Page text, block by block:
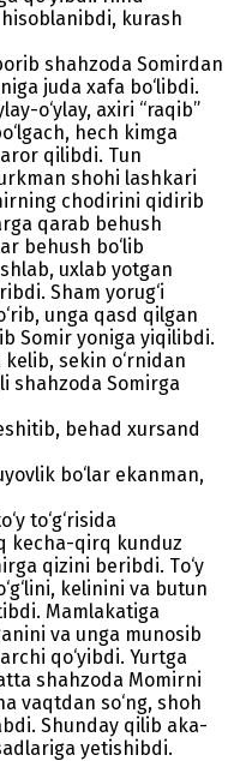
kurash
shahzoda Somirdan
juda xafa bo‘libdi.
o‘ylay, axiri “raqib”
hech kimga
qilibdi. Тun
shohi lashkari
chodirini qidirib
qarab behush
behush bo‘lib
uxlab yotgan
Sham yorug‘i
unga qasd qilgan
Somir yoniga yiqilibdi.
sekin o‘rnidan
shahzoda Somirga
behad xursand
bo‘lar ekanman,
to‘g‘risida
kecha-qirq kunduz
qizini beribdi. Тo‘y
kelinini va butun
Mamlakatiga
va unga munosib
qo‘yibdi. Yurtga
shahzoda Momirni
vaqtdan so‘ng, shoh
Shunday qilib aka-
yetishibdi.